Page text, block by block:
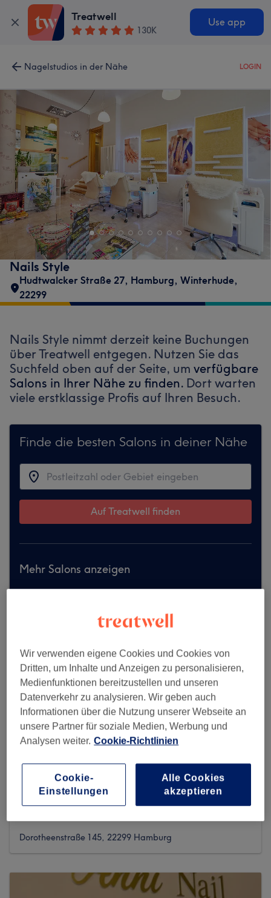
Treatwell
130K
Use app
Nagelstudios in der Nähe LOGIN
Nails Style
Hudtwalcker Straße 27, Hamburg, Winterhude,
22299
Nails Style nimmt derzeit keine Buchungen
über Treatwell entgegen. Nutzen Sie das
Suchfeld oben auf der Seite, um verfügbare
Salons in Ihrer Nähe zu finden. Dort warten
viele erstklassige Profis auf Ihren Besuch.
Finde die besten Salons in deiner Nähe
Auf Treatwell finden
Mehr Salons anzeigen
Dermalux Beauty & Spa
Dorotheenstraße 145, 22299 Hamburg
Wir verwenden eigene Cookies und Cookies von
Dritten, um Inhalte und Anzeigen zu personalisieren,
Medienfunktionen bereitzustellen und unseren
Datenverkehr zu analysieren. Wir geben auch
Informationen über die Nutzung unserer Webseite an
unsere Partner für soziale Medien, Werbung und
Analysen weiter. Cookie-Richtlinien
Cookie-
Einstellungen
Alle Cookies
akzeptieren